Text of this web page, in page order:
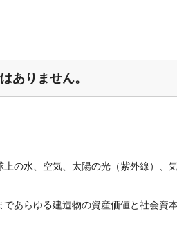
ありません。
の水、空気、太陽の光（紫外線）、
あらゆる建造物の資産価値と社会資